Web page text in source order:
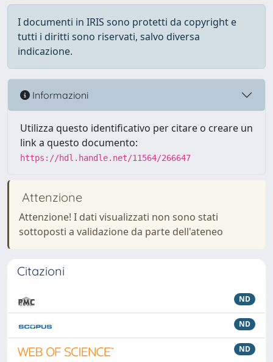
I documenti in IRIS sono protetti da copyright e
tutti i diritti sono riservati, salvo diversa
indicazione.
Informazioni
Utilizza questo identificativo per citare o creare un
link a questo documento:
https://hdl.handle.net/11564/266647
Attenzione
Attenzione! I dati visualizzati non sono stati
sottoposti a validazione da parte dell'ateneo
Citazioni
ND
ND
ND